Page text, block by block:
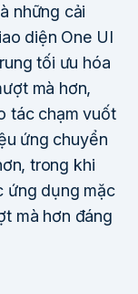
những cải
diện One UI
tối ưu hóa
mà hơn,
tác chạm vuốt
ứng chuyển
trong khi
ứng dụng mặc
mà hơn đáng